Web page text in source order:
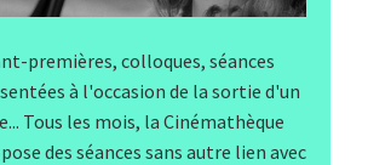
premières, colloques, séances
à l'occasion de la sortie d'un
Tous les mois, la Cinémathèque
des séances sans autre lien avec